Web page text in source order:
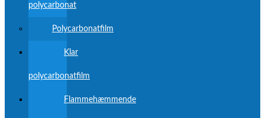
polycarbonat
Polycarbonatfilm
Klar
polycarbonatfilm
Flammehæmmende